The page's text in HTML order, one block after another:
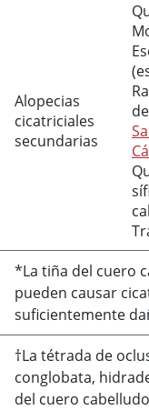
Alopecias
cicatriciales
secundarias
*La tiña del cuero
pueden causar
suficientemente
†La tétrada de
conglobata,
del cuero